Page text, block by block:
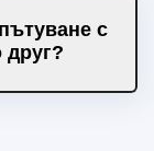
с
друг?